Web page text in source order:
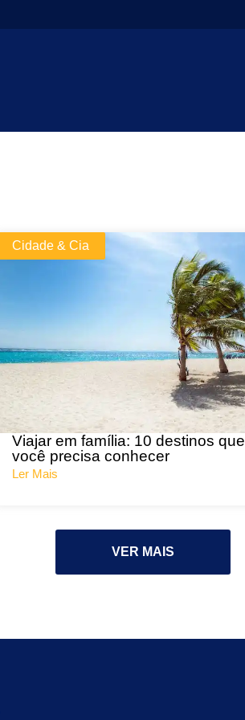
Cidade & Cia
Viajar em família: 10 destinos que
você precisa conhecer
Ler Mais
VER MAIS